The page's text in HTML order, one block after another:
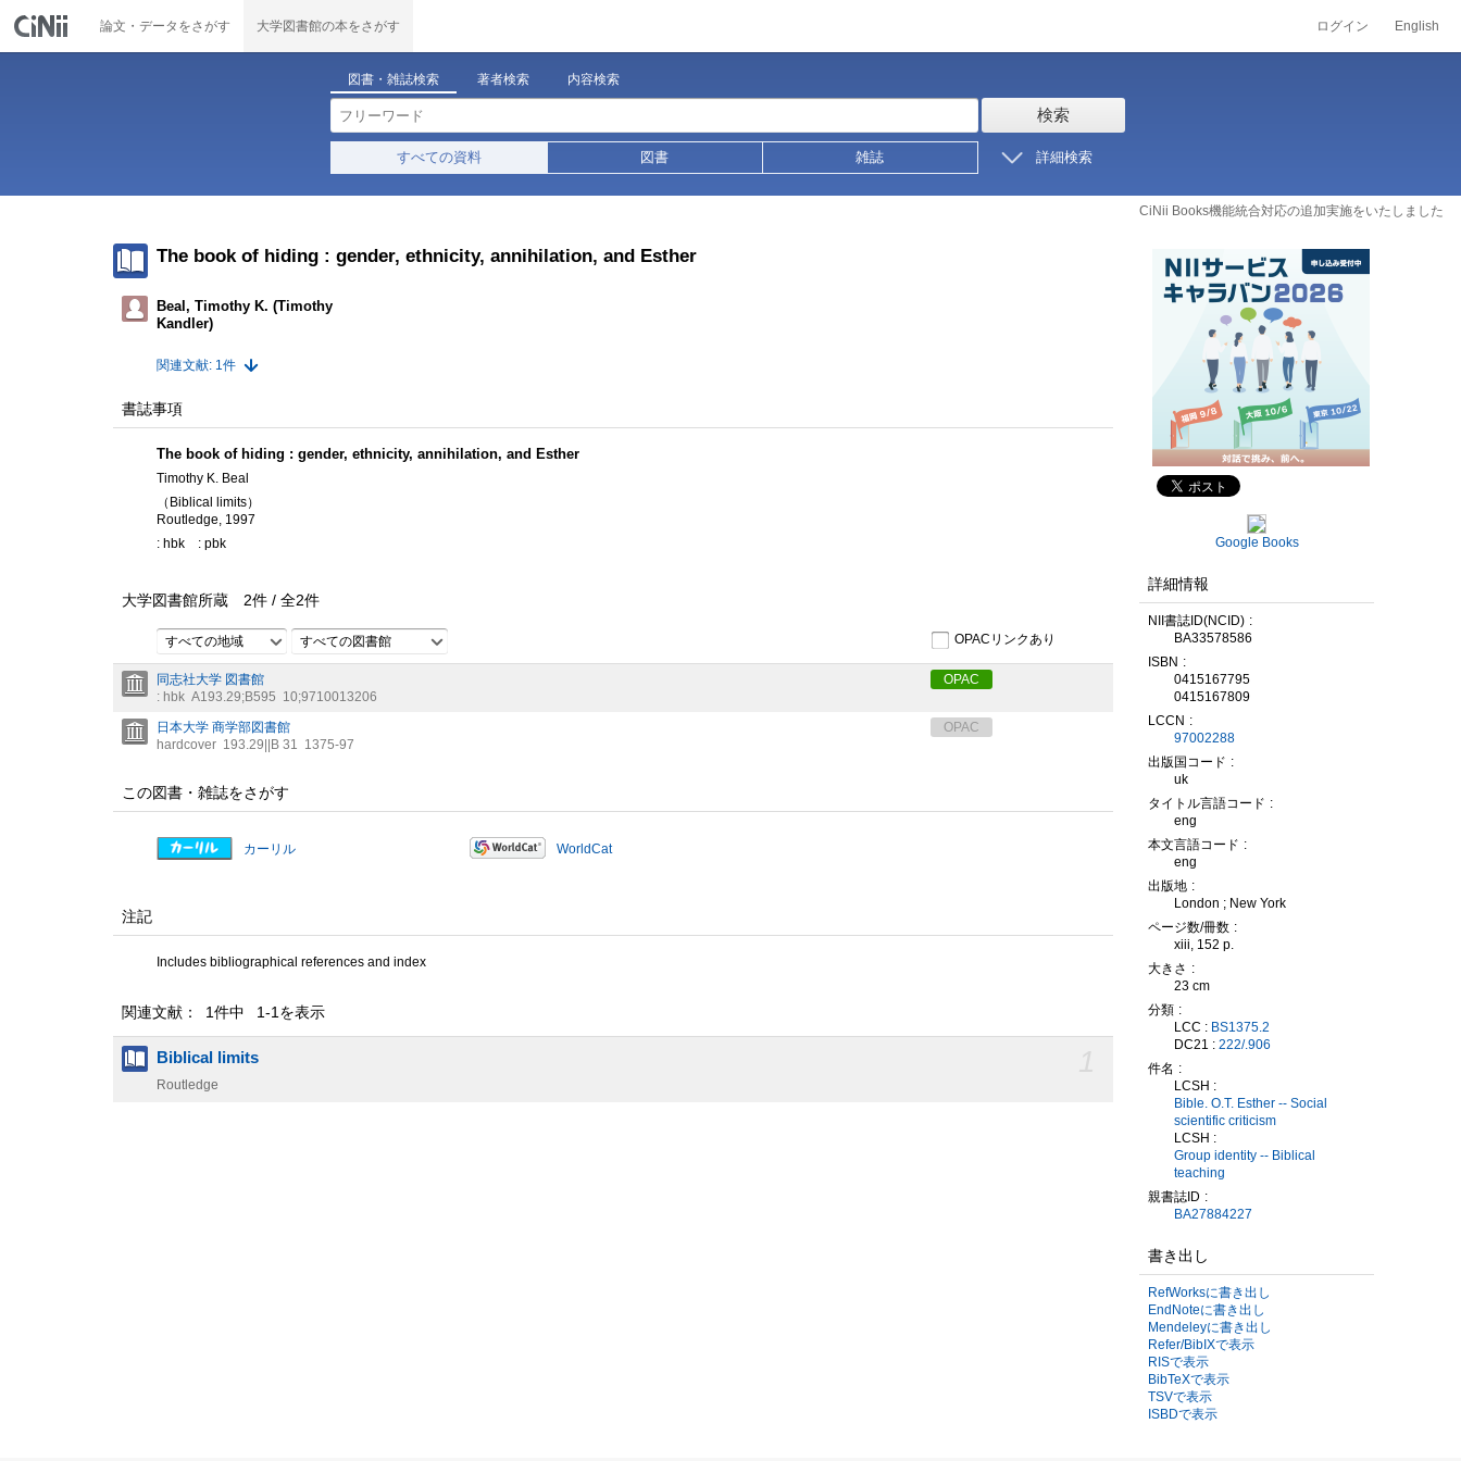
論文・データをさがす 大学図書館の本をさがす ログイン English
図書・雑誌検索 著者検索 内容検索
検索
すべての資料 図書 雑誌 詳細検索
CiNii Books機能統合対応の追加実施をいたしました
The book of hiding : gender, ethnicity, annihilation, and Esther
Beal, Timothy K. (Timothy
Kandler)
関連文献: 1件
書誌事項
The book of hiding : gender, ethnicity, annihilation, and Esther
Timothy K. Beal
（Biblical limits）
Routledge, 1997
: hbk
: pbk
大学図書館所蔵 2件 / 全2件
すべての地域 すべての図書館 OPACリンクあり
同志社大学 図書館
: hbk A193.29;B595 10;9710013206
OPAC
日本大学 商学部図書館
hardcover 193.29||B 31 1375-97
OPAC
この図書・雑誌をさがす
カーリル WorldCat
注記
Includes bibliographical references and index
関連文献： 1件中 1-1を表示
Biblical limits
Routledge
Google Books
詳細情報
NII書誌ID(NCID)
BA33578586
ISBN
0415167795
0415167809
LCCN
97002288
出版国コード
uk
タイトル言語コード
eng
本文言語コード
eng
出版地
London ; New York
ページ数/冊数
xiii, 152 p.
大きさ
23 cm
分類
LCC : BS1375.2
DC21 : 222/.906
件名
LCSH :
Bible. O.T. Esther -- Social
scientific criticism
LCSH :
Group identity -- Biblical
teaching
親書誌ID
BA27884227
書き出し
RefWorksに書き出し
EndNoteに書き出し
Mendeleyに書き出し
Refer/BibIXで表示
RISで表示
BibTeXで表示
TSVで表示
ISBDで表示